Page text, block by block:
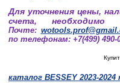
Для уточнения цены,
счета, необходимо
Почте:
по телефонам: +7(499) 490-
каталог BESSEY 2023-2024